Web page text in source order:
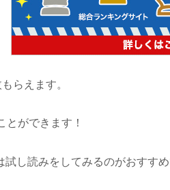
らえます。
とができます！
し読みをしてみるのがおすすめ